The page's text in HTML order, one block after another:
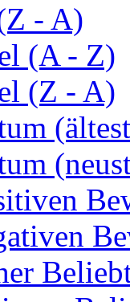
- A)
(A - Z)
(Z - A)